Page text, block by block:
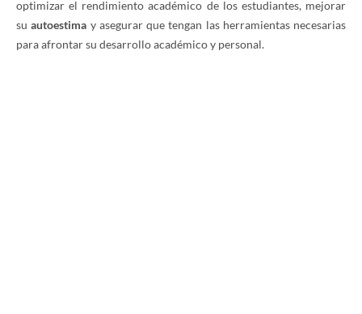
optimizar el rendimiento académico de los estudiantes, mejorar
suautoestima y asegurar que tengan las herramientas necesarias
para afrontar su desarrollo académico y personal.